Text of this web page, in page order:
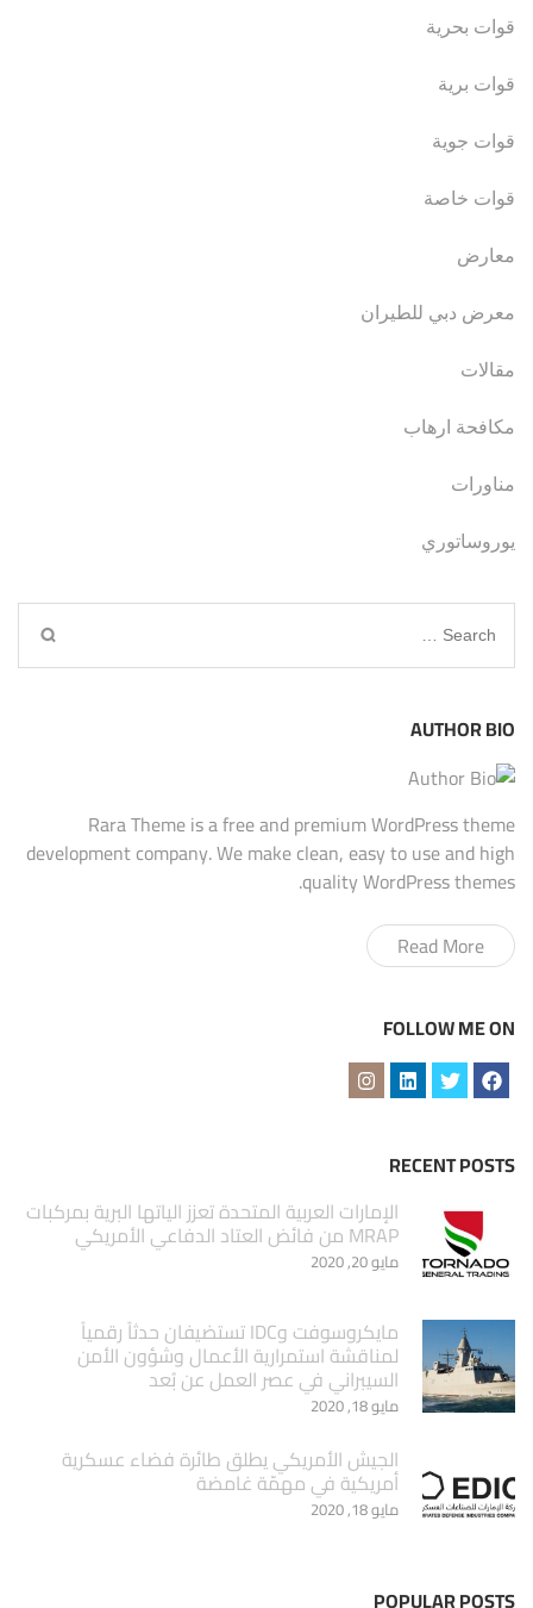
قوات بحرية
قوات برية
قوات جوية
قوات خاصة
معارض
معرض دبي للطيران
مقالات
مكافحة ارهاب
مناورات
يوروساتوري
Search
for:
AUTHOR BIO
Rara Theme is a free and premium WordPress theme
development company. We make clean, easy to use and high
quality WordPress themes.
Read More
FOLLOW ME ON
RECENT POSTS
الإمارات العربية المتحدة تعزز الياتها البرية بمركبات
MRAP من فائض العتاد الدفاعي الأمريكي
مايو 20, 2020
مايكروسوفت وIDC تستضيفان حدثاً رقمياً
لمناقشة استمرارية الأعمال وشؤون الأمن
السيبراني في عصر العمل عن بُعد
مايو 18, 2020
الجيش الأمريكي يطلق طائرة فضاء عسكرية
أمريكية في مهمّة غامضة
مايو 18, 2020